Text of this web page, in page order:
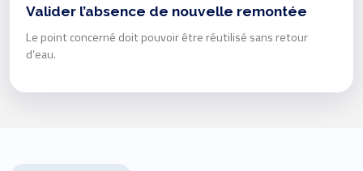
Valider l’absence de nouvelle remontée
Le point concerné doit pouvoir être réutilisé sans retour
d’eau.